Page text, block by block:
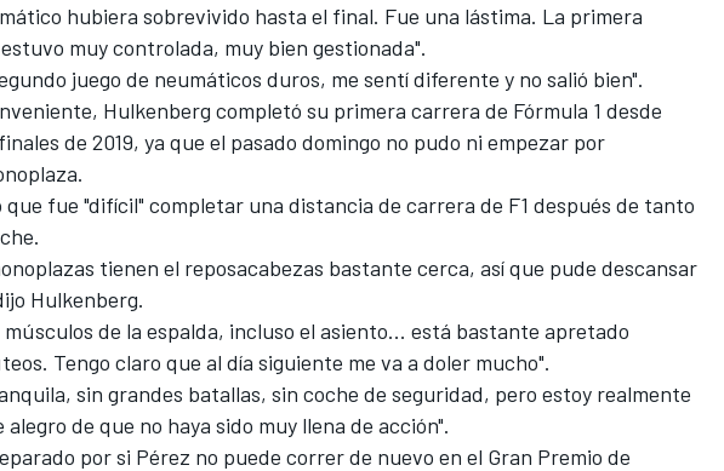
hubiera sobrevivido hasta el final. Fue una lástima. La primera
muy controlada, muy bien gestionada".
juego de neumáticos duros, me sentí diferente y no salió bien".
Hulkenberg completó su primera carrera de Fórmula 1 desde
de 2019, ya que el pasado domingo no pudo ni empezar por
fue "difícil" completar una distancia de carrera de F1 después de tanto
tienen el reposacabezas bastante cerca, así que pude descansar
Hulkenberg.
músculos de la espalda, incluso el asiento... está bastante apretado
Tengo claro que al día siguiente me va a doler mucho".
sin grandes batallas, sin coche de seguridad, pero estoy realmente
alegro de que no haya sido muy llena de acción".
por si Pérez no puede correr de nuevo en el Gran Premio de